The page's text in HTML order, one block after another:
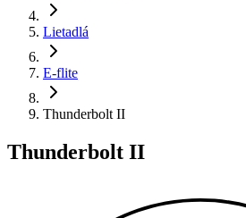
Lietadlá
E-flite
Thunderbolt II
Thunderbolt II